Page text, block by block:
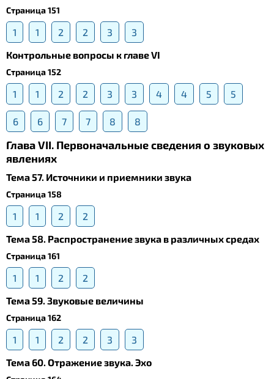
Страница 151
1 1 2 2 3
3
Контрольные вопросы к главе VI
Страница 152
1 1 2 2 3 3 4 4 5 5
6 6 7 7 8 8
Глава VII. Первоначальные сведения о звуковых
явлениях
Тема 57. Источники и приемники звука
Страница 158
1 1 2
2
Тема 58. Распространение звука в различных средах
Страница 161
1 1 2
2
Тема 59. Звуковые величины
Страница 162
1 1 2 2 3
3
Тема 60. Отражение звука. Эхо